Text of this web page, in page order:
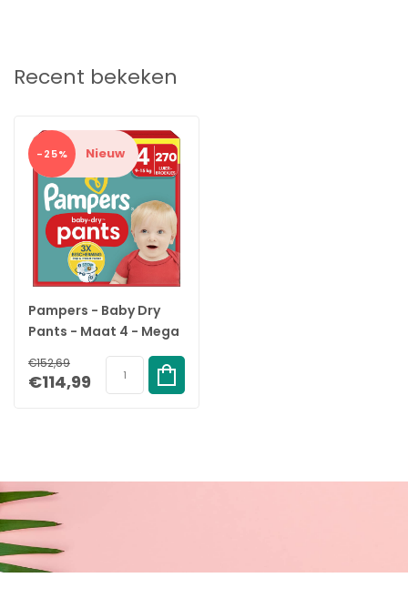
Recent bekeken
-25% Nieuw
Pampers - Baby Dry
Pants - Maat 4 - Mega
Maandbox - 270 stuks
- 9/15 KG
€152,69
€114,99